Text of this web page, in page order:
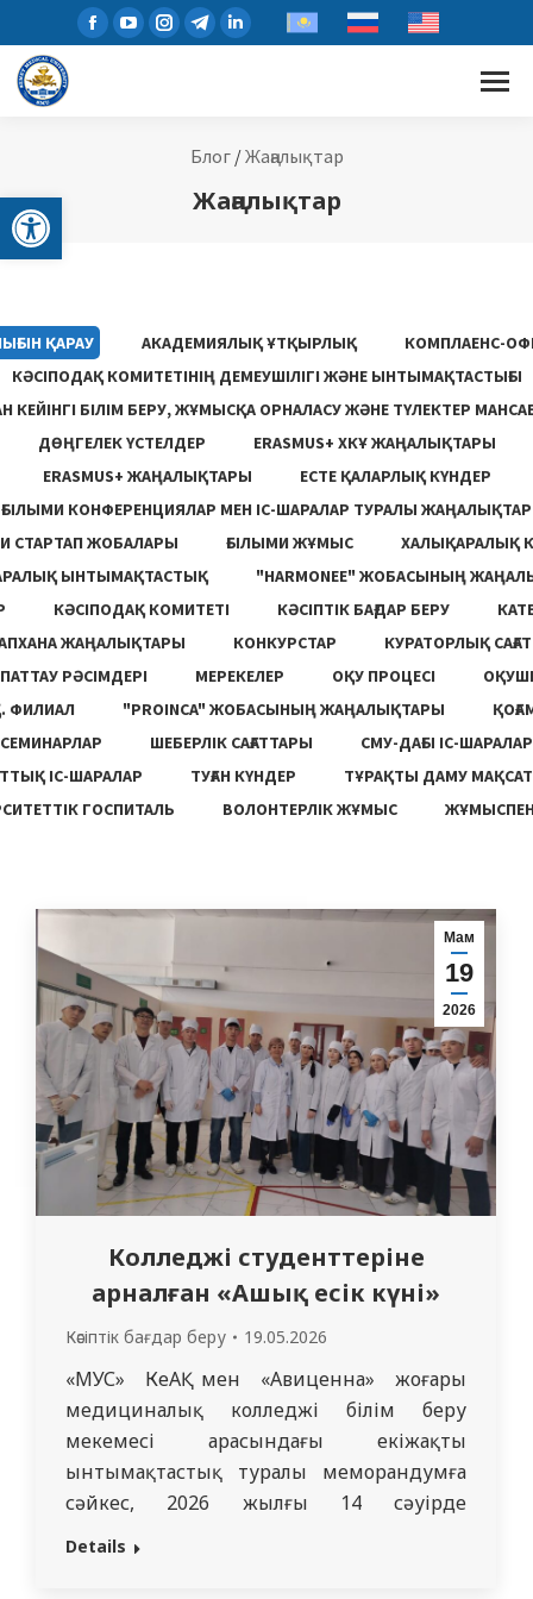
Open toolbar
Блог/Жаңалықтар
Жаңалықтар
ҚАРАУ АКАДЕМИЯЛЫҚ ҰТҚЫРЛЫҚ
КОМПЛАЕНС-
КӘСІПОДАҚ КОМИТЕТІНІҢ ДЕМЕУШІЛІГІ ЖӘНЕ ЫНТЫМАҚТАСТЫҒЫ
КЕЙІНГІ БІЛІМ БЕРУ, ЖҰМЫСҚА ОРНАЛАСУ ЖƏНЕ ТҮЛЕКТЕР
ДӨҢГЕЛЕК ҮСТЕЛДЕР
ERASMUS+ ХКҰ ЖАҢАЛЫҚТАРЫ
ERASMUS+ ЖАҢАЛЫҚТАРЫ
ЕСТЕ ҚАЛАРЛЫҚ КҮНДЕР
ҒЫЛЫМИ КОНФЕРЕНЦИЯЛАР МЕН ІС-ШАРАЛАР ТУРАЛЫ ЖАҢАЛЫҚТАР
СТАРТАП ЖОБАЛАРЫ
ҒЫЛЫМИ ЖҰМЫС
ХАЛЫҚАРАЛЫҚ
ЫНТЫМАҚТАСТЫҚ
"HARMONEE" ЖОБАСЫНЫҢ
КӘСІПОДАҚ КОМИТЕТІ КӘСІПТІК БАҒДАР БЕРУ
ЖАҢАЛЫҚТАРЫ
КОНКУРСТАР
КУРАТОРЛЫҚ
РӘСІМДЕРІ
МЕРЕКЕЛЕР ОҚУ ПРОЦЕСІ
ФИЛИАЛ
"PROINCA" ЖОБАСЫНЫҢ ЖАҢАЛЫҚТАРЫ
СЕМИНАРЛАР
ШЕБЕРЛІК САҒАТТАРЫ
СМУ-ДАҒЫ ІС-ШАРАЛАР
ІС-ШАРАЛАР
ТУҒАН КҮНДЕР
ТҰРАҚТЫ ДАМУ
ГОСПИТАЛЬ
ВОЛОНТЕРЛІК ЖҰМЫС
Мам
19
2026
Колледжі студенттеріне
арналған «Ашық есік күні»
Кәсіптік бағдар беру 19.05.2026
«МУС» КеАҚ мен «Авиценна» жоғары
медициналық колледжі білім беру
мекемесі арасындағы екіжақты
ынтымақтастық туралы меморандумға
сәйкес, 2026 жылғы 14 сәуірде
морфологиялық корпус пен Оқу-
Details